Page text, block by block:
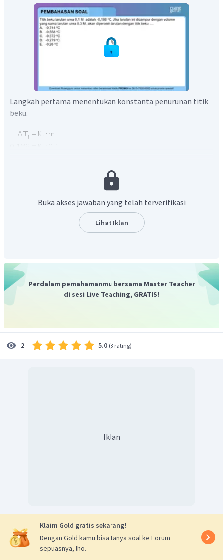
Langkah pertama menentukan konstanta penurunan titik
beku.
Kemudian menentukan konsentrasi larutan campuran.
Terakhir menentukan titik didih larutan campuran.
Titik beku larutan adalah
Buka akses jawaban yang telah terverifikasi
Lihat Iklan
Perdalam pemahamanmu bersama Master Teacher
di sesi Live Teaching, GRATIS!
2 5.0 (3 rating)
Iklan
Klaim Gold gratis sekarang!
Dengan Gold kamu bisa tanya soal ke Forum
sepuasnya, lho.